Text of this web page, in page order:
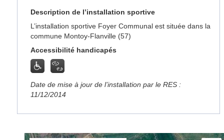
Description de l’installation sportive
L’installation sportive Foyer Communal est située dans la
commune Montoy-Flanville (57)
Accessibilité handicapés
Date de mise à jour de l’installation par le RES :
11/12/2014